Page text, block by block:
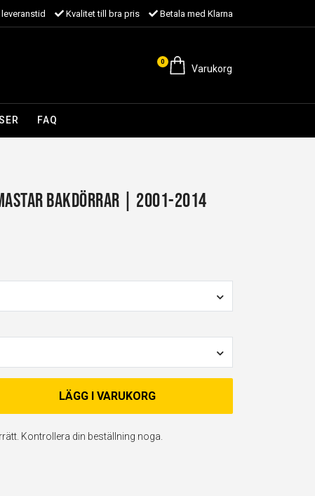
Kvalitet till bra pris Betala med Klarna
0
Varukorg
FAQ
bakdörrar | 2001-2014
LÄGG I VARUKORG
Kontrollera din beställning noga.